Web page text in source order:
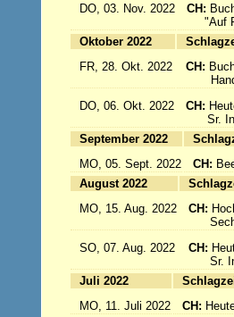
DO, 03. Nov. 2022
CH:
"Auf
Oktober 2022
FR, 28. Okt. 2022
CH:
DO, 06. Okt. 2022
CH:
Sr.
September 2022
MO, 05. Sept. 2022
CH:
August 2022
MO, 15. Aug. 2022
CH:
SO, 07. Aug. 2022
CH:
Sr.
Juli 2022
MO, 11. Juli 2022
CH: